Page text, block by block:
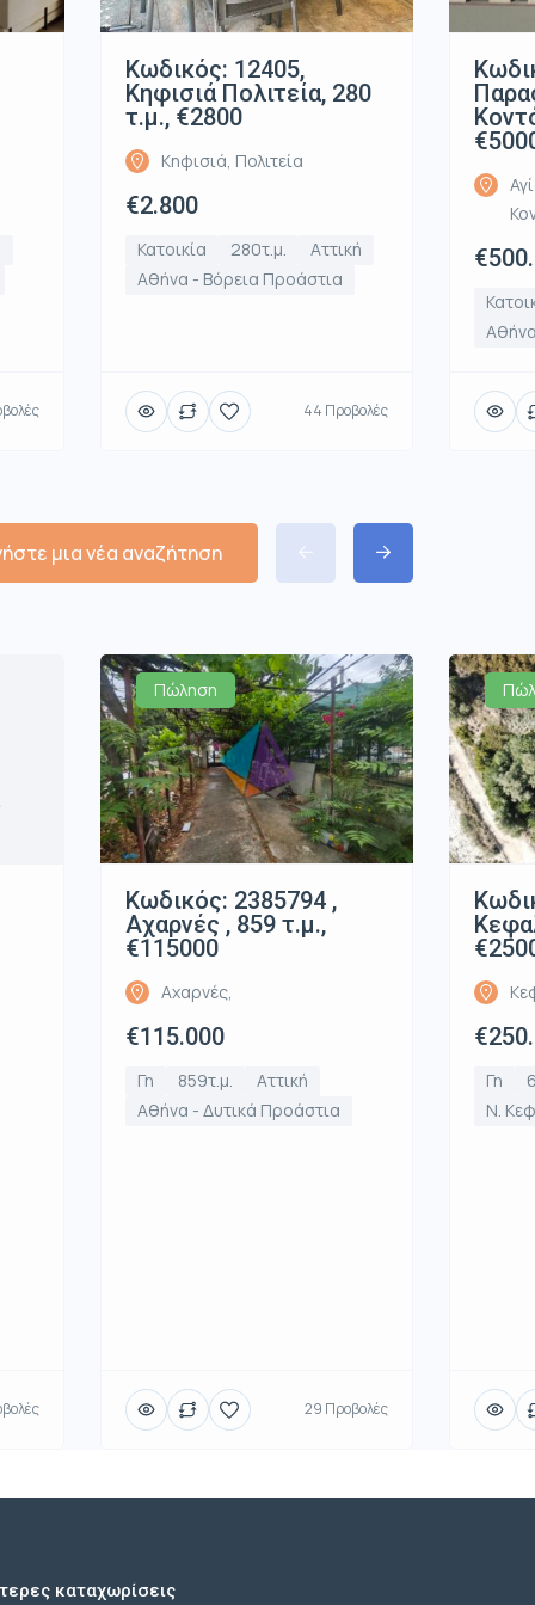
Κωδικός: 12405,
Κηφισιά Πολιτεία, 280
τ.μ., €2800
Κηφισιά, Πολιτεία
€2.800
Κατοικία 280τ.μ.
Αττική
Αθήνα - Βόρεια Προάστια
44 Προβολές
μια νέα αναζήτηση
Πώληση
Κωδικός: 2385794 ,
Αχαρνές , 859 τ.μ.,
€115000
Αχαρνές,
€115.000
Γη 859τ.μ.
Αττική
Αθήνα - Δυτικά Προάστια
29 Προβολές
Γη
Ν.
καταχωρίσεις